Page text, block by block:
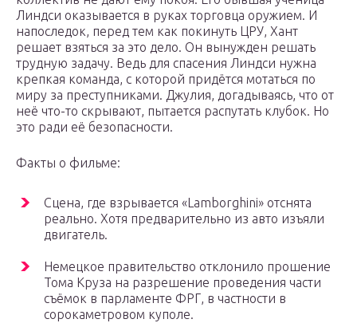
Линдси оказывается в руках торговца оружием. И
напоследок, перед тем как покинуть ЦРУ, Хант
решает взяться за это дело. Он вынужден решать
трудную задачу. Ведь для спасения Линдси нужна
крепкая команда, с которой придётся мотаться по
миру за преступниками. Джулия, догадываясь, что от
неё что-то скрывают, пытается распутать клубок. Но
это ради её безопасности.
Факты о фильме:
Сцена, где взрывается «Lamborghini» отснята
реально. Хотя предварительно из авто изъяли
двигатель.
Немецкое правительство отклонило прошение
Тома Круза на разрешение проведения части
съёмок в парламенте ФРГ, в частности в
сорокаметровом куполе.